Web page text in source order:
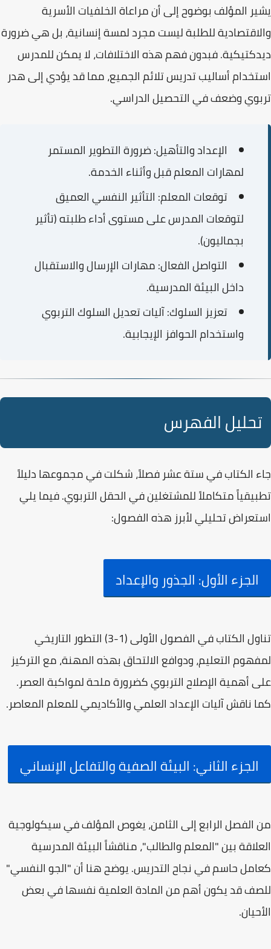
يشير المؤلف بوضوح إلى أن مراعاة الخلفيات الأسرية
والاقتصادية للطلبة ليست مجرد لمسة إنسانية، بل هيضرورة
ديدكتيكية. فبدون فهم هذه الاختلافات، لا يمكن للمدرس
استخدام أساليب تدريس تلائم الجميع، مما قد يؤدي إلى هدر
تربوي وضعف في التحصيل الدراسي.
الإعداد والتأهيل:ضرورة التطوير المستمر
لمهارات المعلم قبل وأثناء الخدمة.
توقعات المعلم: التأثير النفسي العميق
لتوقعات المدرس على مستوى أداء طلبته (تأثير
بجماليون).
التواصل الفعال:مهارات الإرسال والاستقبال
داخل البيئة المدرسية.
تعزيز السلوك:آليات تعديل السلوك التربوي
واستخدام الحوافز الإيجابية.
تحليل الفهرس
جاء الكتاب في ستة عشر فصلاً، شكلت في مجموعها دليلاً
تطبيقياً متكاملاً للمشتغلين في الحقل التربوي. فيما يلي
استعراض تحليلي لأبرز هذه الفصول:
الجزء الأول: الجذور والإعداد
تناول الكتاب في الفصول الأولى (1-3) التطور التاريخي
لمفهوم التعليم، ودوافع الالتحاق بهذه المهنة، مع التركيز
على أهميةالإصلاح التربويكضرورة ملحة لمواكبة العصر.
كما ناقش آليات الإعداد العلمي والأكاديمي للمعلم المعاصر.
الجزء الثاني: البيئة الصفية والتفاعل الإنساني
من الفصل الرابع إلى الثامن، يغوص المؤلف في سيكولوجية
العلاقة بين "المعلم والطالب"، مناقشاًالبيئة المدرسية
كعامل حاسم في نجاح التدريس. يوضح هنا أن "الجو النفسي"
للصف قد يكون أهم من المادة العلمية نفسها في بعض
الأحيان.